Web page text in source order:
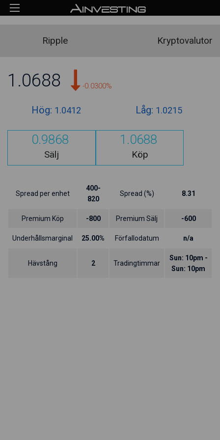
Ripple Kryptovalutor
1.0688 -0.0300%
Hög: 1.0412 Låg: 1.0215
0.9868
Sälj
1.0688
Köp
Spread per enhet
400-
820
Spread (%) 8.31
Premium Köp -800 Premium Sälj -600
Underhållsmarginal 25.00% Förfallodatum n/a
Hävstång 2 Tradingtimmar
Sun: 10pm -
Sun: 10pm